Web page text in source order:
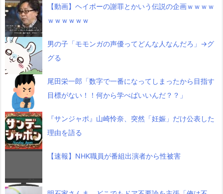
【動画】ヘイポーの謝罪とかいう伝説の企画ｗｗｗｗ
ｗｗｗｗｗｗ
男の子「モモンガの声優ってどんな人なんだろ」→グ
グる
尾田栄一郎「数字で一番になってしまったから目指す
目標がない！！何から学べばいいんだ？？」
『サンジャポ』山崎怜奈、突然「妊娠」だけ公表した
理由を語る
【速報】NHK職員が番組出演者から性被害